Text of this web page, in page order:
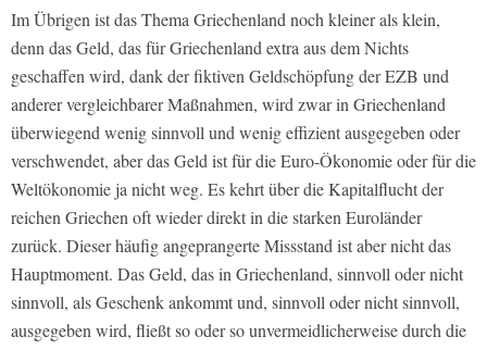
Im Übrigen ist das Thema Griechenland noch kleiner als klein,
denn das Geld, das für Griechenland extra aus dem Nichts
geschaffen wird, dank der fiktiven Geldschöpfung der EZB und
anderer vergleichbarer Maßnahmen, wird zwar in Griechenland
überwiegend wenig sinnvoll und wenig effizient ausgegeben oder
verschwendet, aber das Geld ist für die Euro-Ökonomie oder für die
Weltökonomie ja nicht weg. Es kehrt über die Kapitalflucht der
reichen Griechen oft wieder direkt in die starken Euroländer
zurück. Dieser häufig angeprangerte Missstand ist aber nicht das
Hauptmoment. Das Geld, das in Griechenland, sinnvoll oder nicht
sinnvoll, als Geschenk ankommt und, sinnvoll oder nicht sinnvoll,
ausgegeben wird, fließt so oder so unvermeidlicherweise durch die